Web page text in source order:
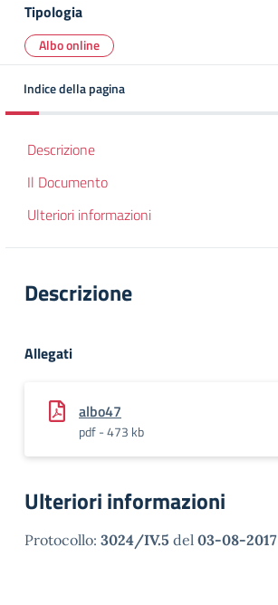
Tipologia
Albo online
Indice della pagina
Descrizione
Il Documento
Ulteriori informazioni
Descrizione
Allegati
albo47
pdf - 473 kb
Ulteriori informazioni
Protocollo: 3024/IV.5 del 03-08-2017